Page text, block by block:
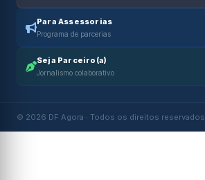
Para Assessorias
Programa de parcerias
Seja Parceiro(a)
Jornalismo colaborativo
© 2026 DF Agora · Todos os direitos reservados